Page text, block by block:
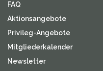
FAQ
Aktionsangebote
Privileg-Angebote
Mitgliederkalender
Newsletter